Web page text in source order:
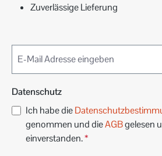
Zuverlässige Lieferung
Datenschutz
Ich habe die
genommen und dieAGBgelesen
einverstanden.*